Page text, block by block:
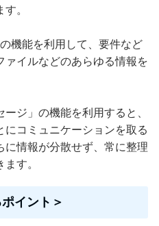
。
機能を利用して、要件など
イルなどのあらゆる情報を
ジ」の機能を利用すると、
にコミュニケーションを取る
に情報が分散せず、常に整理
す。
イント＞